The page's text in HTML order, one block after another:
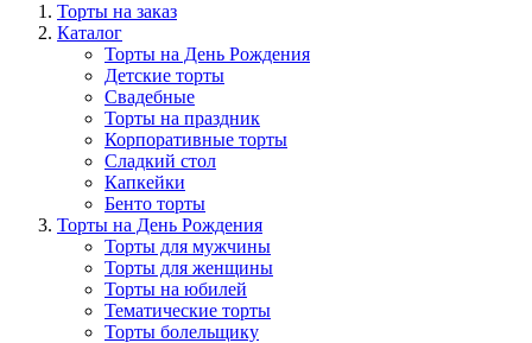
Торты на заказ
Каталог
Торты на День Рождения
Детские торты
Свадебные
Торты на праздник
Корпоративные торты
Сладкий стол
Капкейки
Бенто торты
Торты на День Рождения
Торты для мужчины
Торты для женщины
Торты на юбилей
Тематические торты
Торты болельщику